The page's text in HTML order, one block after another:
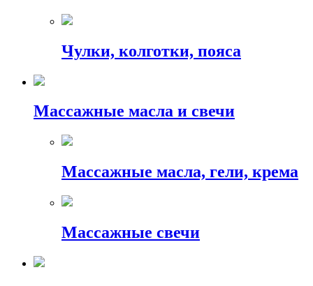
Чулки, колготки, пояса
Массажные масла и свечи
Массажные масла, гели, крема
Массажные свечи